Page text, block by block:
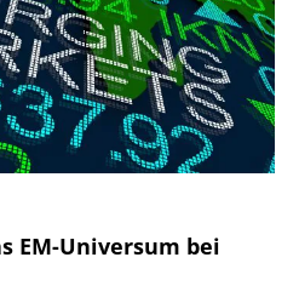
EM-Universum bei